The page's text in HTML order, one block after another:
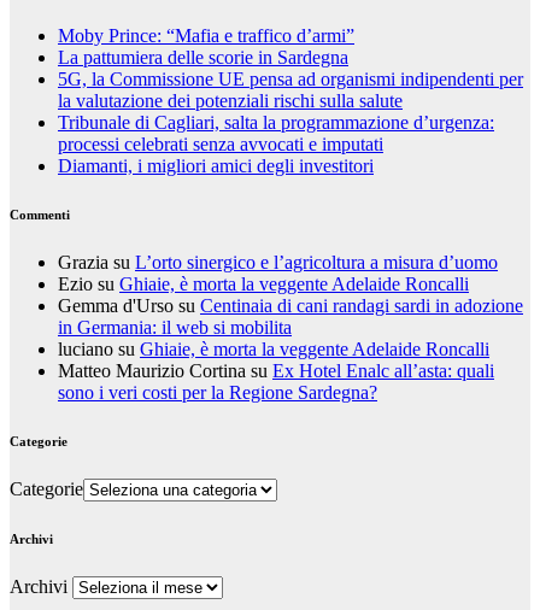
Moby Prince: “Mafia e traffico d’armi”
La pattumiera delle scorie in Sardegna
5G, la Commissione UE pensa ad organismi indipendenti per
la valutazione dei potenziali rischi sulla salute
Tribunale di Cagliari, salta la programmazione d’urgenza:
processi celebrati senza avvocati e imputati
Diamanti, i migliori amici degli investitori
Commenti
Grazia su L’orto sinergico e l’agricoltura a misura d’uomo
Ezio su Ghiaie, è morta la veggente Adelaide Roncalli
Gemma d'Urso su Centinaia di cani randagi sardi in adozione
in Germania: il web si mobilita
luciano su Ghiaie, è morta la veggente Adelaide Roncalli
Matteo Maurizio Cortina su Ex Hotel Enalc all’asta: quali
sono i veri costi per la Regione Sardegna?
Categorie
Categorie
Archivi
Archivi